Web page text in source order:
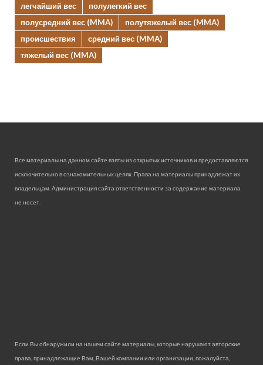
легчайший вес
полулегкий вес
полусредний вес (MMA)
полутяжелый вес (MMA)
происшествия
средний вес (MMA)
тяжелый вес (MMA)
Все материалы на данном сайте взяты из открытых источников и предоставляются
исключительно в ознакомительных целях. Права на материалы принадлежат их
владельцам. Администрация сайта ответственности за содержание материала
не несет.
Если Вы обнаружили на нашем сайте материалы, которые нарушают авторские
права, принадлежащие Вам, Вашей компании или организации, пожалуйста,